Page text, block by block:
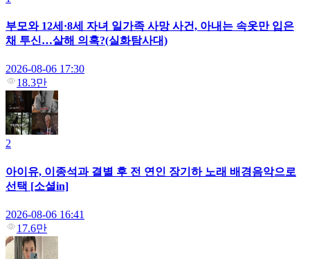
부모와 12세·8세 자녀 일가족 사망 사건, 아내는 속옷만 입은
채 투신…살해 의혹?(실화탐사대)
2026-08-06 17:30
18.3만
2
아이유, 이종석과 결별 후 전 연인 장기하 노래 배경음악으로
선택 [소셜in]
2026-08-06 16:41
17.6만